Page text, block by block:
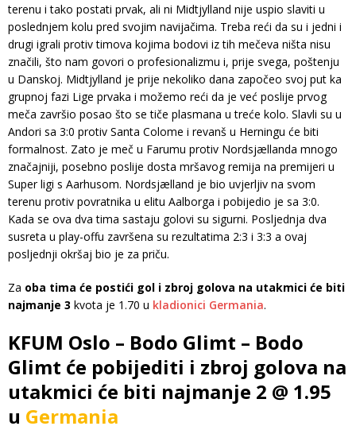
terenu i tako postati prvak, ali ni Midtjylland nije uspio slaviti u
poslednjem kolu pred svojim navijačima. Treba reći da su i jedni i
drugi igrali protiv timova kojima bodovi iz tih mečeva ništa nisu
značili, što nam govori o profesionalizmu i, prije svega, poštenju
u Danskoj. Midtjylland je prije nekoliko dana započeo svoj put ka
grupnoj fazi Lige prvaka i možemo reći da je već poslije prvog
meča završio posao što se tiče plasmana u treće kolo. Slavli su u
Andori sa 3:0 protiv Santa Colome i revanš u Herningu će biti
formalnost. Zato je meč u Farumu protiv Nordsjællanda mnogo
značajniji, posebno poslije dosta mršavog remija na premijeri u
Super ligi s Aarhusom. Nordsjælland je bio uvjerljiv na svom
terenu protiv povratnika u elitu Aalborga i pobijedio je sa 3:0.
Kada se ova dva tima sastaju golovi su sigurni. Posljednja dva
susreta u play-offu završena su rezultatima 2:3 i 3:3 a ovaj
posljednji okršaj bio je za priču.
Za oba tima će postići gol i zbroj golova na utakmici će biti
najmanje 3 kvota je 1.70 u kladionici Germania.
KFUM Oslo – Bodo Glimt – Bodo
Glimt će pobijediti i zbroj golova na
utakmici će biti najmanje 2 @ 1.95
u Germania